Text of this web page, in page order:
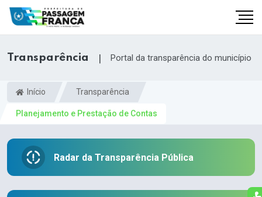
Transparência | Portal da transparência do município
Início Transparência
Planejamento e Prestação de Contas
Radar da Transparência Pública